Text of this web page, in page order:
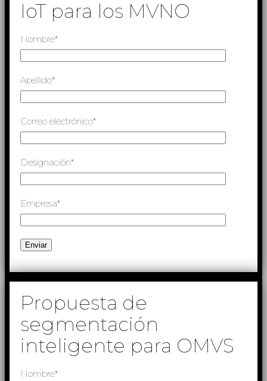
IoT para los MVNO
Nombre*
Apellido*
Correo electrónico*
Designación*
Empresa*
Propuesta de
segmentación
inteligente para OMVS
Nombre*